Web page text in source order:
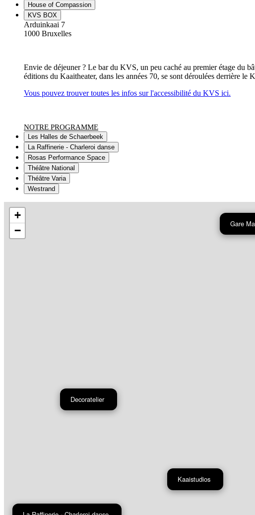
House of Compassion
KVS BOX
Arduinkaai 7
1000 Bruxelles
Envie de déjeuner ? Le bar du KVS, un peu caché au premier étage du
éditions du Kaaitheater, dans les années 70, se sont déroulées derrière le
Vous pouvez trouver toutes les infos sur l'accessibilité du KVS ici.
NOTRE PROGRAMME
Les Halles de Schaerbeek
La Raffinerie - Charleroi danse
Rosas Performance Space
Théâtre National
Théâtre Varia
Westrand
Kaaistudios
Decoratelier
Gare
+
−